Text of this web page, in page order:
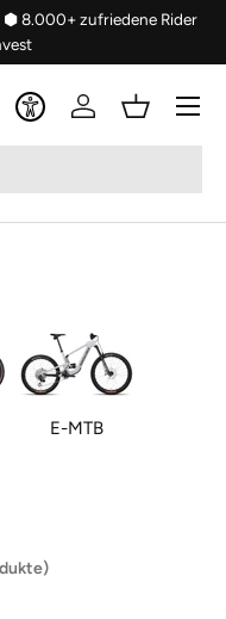
⬢ 8.000+ zufriedene Rider
Einloggen
Menü
E-MTB